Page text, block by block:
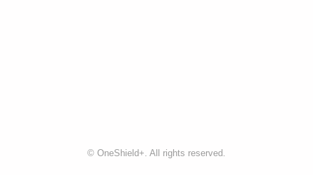
© OneShield+. All rights reserved.